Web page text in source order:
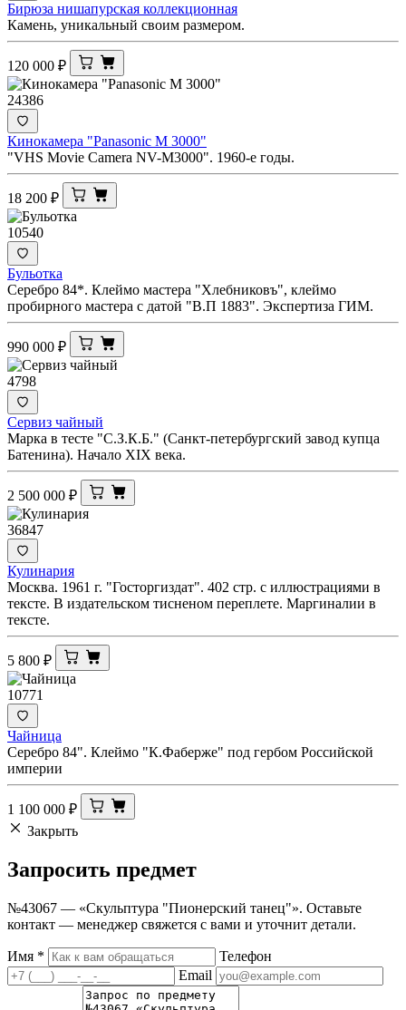
Бирюза нишапурская коллекционная
Камень, уникальный своим размером.
120 000 ₽
24386
Кинокамера "Panasonic M 3000"
"VHS Movie Camera NV-M3000". 1960-е годы.
18 200 ₽
10540
Бульотка
Серебро 84*. Клеймо мастера "Хлебниковъ", клеймо
пробирного мастера с датой "В.П 1883". Экспертиза ГИМ.
990 000 ₽
4798
Сервиз чайный
Марка в тесте "С.З.К.Б." (Санкт-петербургский завод купца
Батенина). Начало XIX века.
2 500 000 ₽
36847
Кулинария
Москва. 1961 г. "Госторгиздат". 402 стр. с иллюстрациями в
тексте. В издательском тисненом переплете. Маргиналии в
тексте.
5 800 ₽
10771
Чайница
Серебро 84". Клеймо "К.Фаберже" под гербом Российской
империи
1 100 000 ₽
Закрыть
Запросить предмет
№43067 — «Скульптура "Пионерский танец"». Оставьте
контакт — менеджер свяжется с вами и уточнит детали.
Имя *
Телефон
Email